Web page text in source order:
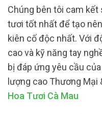
Chúng bên tôi cam
tươi tốt nhất để tạo
kiên cố độc nhất. Với
cao và kỹ năng tay
bị đáp ứng yêu cầu
lượng cao Thương Mại
Hoa Tươi Cà Mau